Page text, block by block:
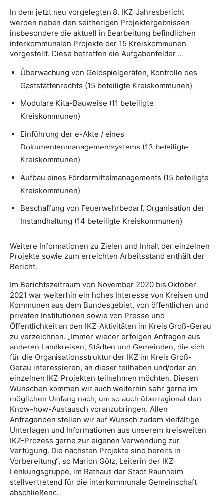
In dem jetzt neu vorgelegten 8. IKZ-Jahresbericht
werden neben den seitherigen Projektergebnissen
insbesondere die aktuell in Bearbeitung befindlichen
interkommunalen Projekte der 15 Kreiskommunen
vorgestellt. Diese betreffen die Aufgabenfelder …
Überwachung von Geldspielgeräten, Kontrolle des
Gaststättenrechts (15 beteiligte Kreiskommunen)
Modulare Kita-Bauweise (11 beteiligte
Kreiskommunen)
Einführung der e-Akte / eines
Dokumentenmanagementsystems (13 beteiligte
Kreiskommunen)
Aufbau eines Fördermittelmanagements (15 beteiligte
Kreiskommunen)
Beschaffung von Feuerwehrbedarf, Organisation der
Instandhaltung (14 beteiligte Kreiskommunen)
Weitere Informationen zu Zielen und Inhalt der einzelnen
Projekte sowie zum erreichten Arbeitsstand enthält der
Bericht.
Im Berichtszeitraum von November 2020 bis Oktober
2021 war weiterhin ein hohes Interesse von Kreisen und
Kommunen aus dem Bundesgebiet, von öffentlichen und
privaten Institutionen sowie von Presse und
Öffentlichkeit an den IKZ-Aktivitäten im Kreis Groß-Gerau
zu verzeichnen. „Immer wieder erfolgen Anfragen aus
anderen Landkreisen, Städten und Gemeinden, die sich
für die Organisationsstruktur der IKZ im Kreis Groß-
Gerau interessieren, an dieser teilhaben und/oder an
einzelnen IKZ-Projekten teilnehmen möchten. Diesen
Wünschen kommen wir auch weiterhin sehr gerne im
möglichen Umfang nach, um so auch überregional den
Know-how-Austausch voranzubringen. Allen
Anfragenden stellen wir auf Wunsch zudem vielfältige
Unterlagen und Informationen aus unserem kreisweiten
IKZ-Prozess gerne zur eigenen Verwendung zur
Verfügung. Die nächsten Projekte sind bereits in
Vorbereitung“, so Marion Götz, Leiterin der IKZ-
Lenkungsgruppe, im Rathaus der Stadt Raunheim
stellvertretend für die interkommunale Gemeinschaft
abschließend.